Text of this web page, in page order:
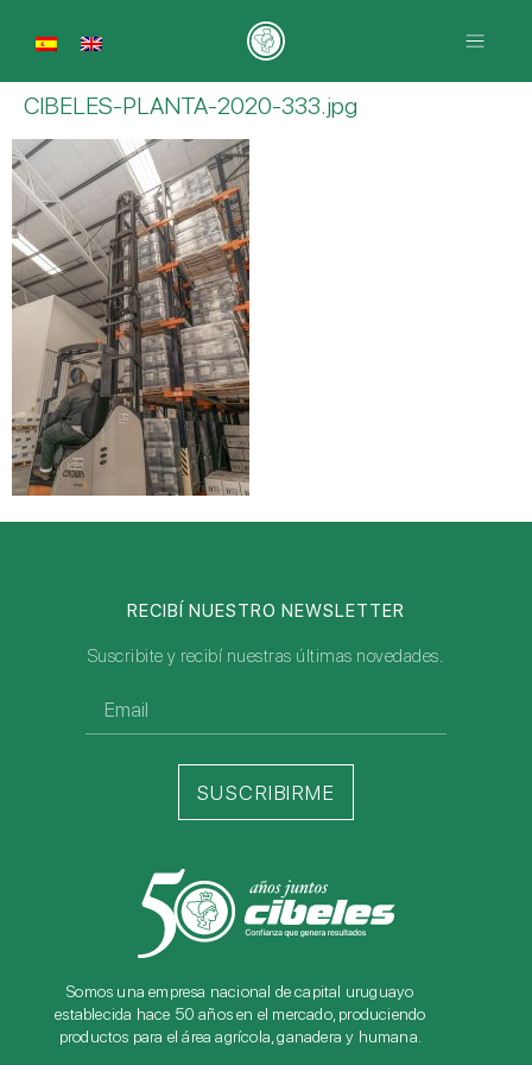
CIBELES-PLANTA-2020-333.jpg
Somos una empresa nacional de capital uruguayo
establecida hace 50 años en el mercado, produciendo
productos para el área agrícola, ganadera y humana.
RECIBÍ NUESTRO NEWSLETTER
Suscribite y recibí nuestras últimas novedades.
SUSCRIBIRME